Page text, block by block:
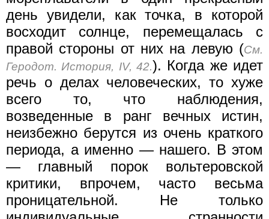
день увидели, как точка, в которой
восходит солнце, перемещалась с
правой стороны от них на левую (См.
Геродот. История, IV, 42.). Когда же идет
речь о делах человеческих, то хуже
всего то, что наблюдения,
возведенные в ранг вечных истин,
неизбежно берутся из очень краткого
периода, а именно — нашего. В этом
— главный порок вольтеровской
критики, впрочем, часто весьма
проницательной. Не только